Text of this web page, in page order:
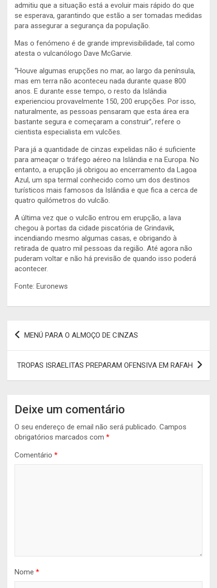
admitiu que a situação está a evoluir mais rápido do que
se esperava, garantindo que estão a ser tomadas medidas
para assegurar a segurança da população.
Mas o fenómeno é de grande imprevisibilidade, tal como
atesta o vulcanólogo Dave McGarvie.
“Houve algumas erupções no mar, ao largo da península,
mas em terra não aconteceu nada durante quase 800
anos. E durante esse tempo, o resto da Islândia
experienciou provavelmente 150, 200 erupções. Por isso,
naturalmente, as pessoas pensaram que esta área era
bastante segura e começaram a construir”, refere o
cientista especialista em vulcões.
Para já a quantidade de cinzas expelidas não é suficiente
para ameaçar o tráfego aéreo na Islândia e na Europa. No
entanto, a erupção já obrigou ao encerramento da Lagoa
Azul, um spa termal conhecido como um dos destinos
turísticos mais famosos da Islândia e que fica a cerca de
quatro quilómetros do vulcão.
A última vez que o vulcão entrou em erupção, a lava
chegou à portas da cidade piscatória de Grindavik,
incendiando mesmo algumas casas, e obrigando à
retirada de quatro mil pessoas da região. Até agora não
puderam voltar e não há previsão de quando isso poderá
acontecer.
Fonte: Euronews
Navegação
MENÚ PARA O ALMOÇO DE CINZAS
TROPAS ISRAELITAS PREPARAM OFENSIVA EM RAFAH
Deixe um comentário
O seu endereço de email não será publicado. Campos
obrigatórios marcados com *
Comentário *
Nome *